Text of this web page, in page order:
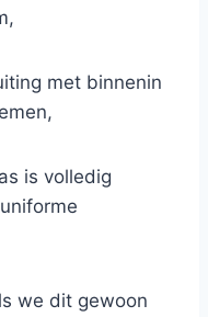
met binnenin
is volledig
we dit gewoon